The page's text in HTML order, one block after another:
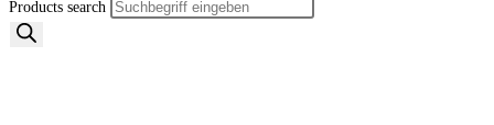
Products search